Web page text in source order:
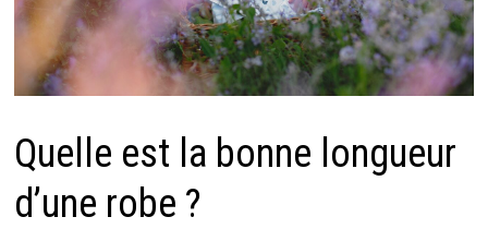
Quelle est la bonne longueur
d’une robe ?